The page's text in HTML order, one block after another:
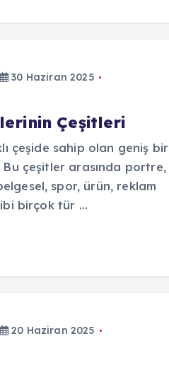
30 Haziran 2025
Çeşitleri
çeşide sahip olan geniş bir
Bu çeşitler arasında portre,
spor, ürün, reklam
birçok tür ...
20 Haziran 2025